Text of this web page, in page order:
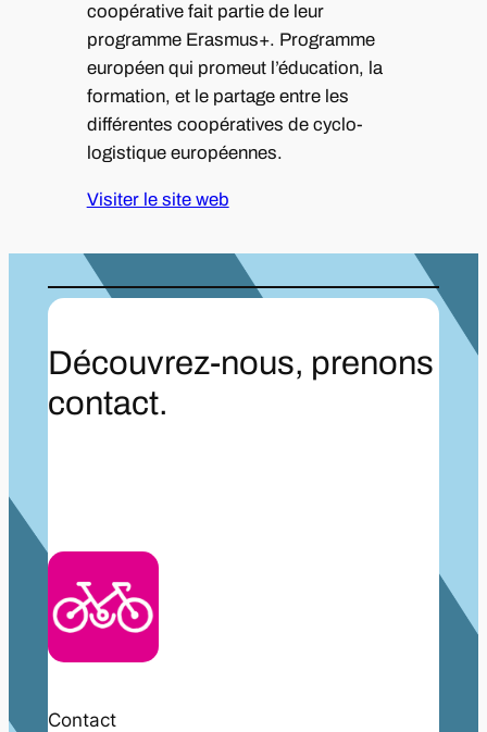
coopérative fait partie de leur
programme Erasmus+. Programme
européen qui promeut l’éducation, la
formation, et le partage entre les
différentes coopératives de cyclo-
logistique européennes.
Visiter le site web
Découvrez-nous, prenons
contact.
Contact